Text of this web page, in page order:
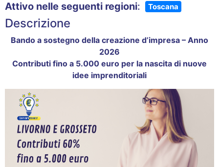
Attivo nelle seguenti regioni: Toscana
Descrizione
Bando a sostegno della creazione d’impresa – Anno
2026
Contributi fino a 5.000 euro per la nascita di nuove
idee imprenditoriali